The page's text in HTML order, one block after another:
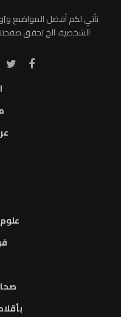
نأتي لكم أفضل المواضيع
الشخصية، الخ تحقق